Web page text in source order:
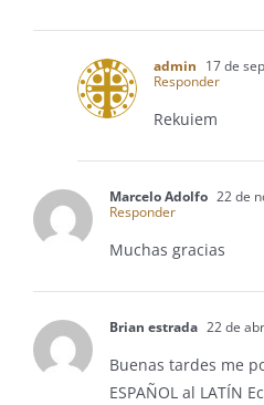
admin 17 de
Responder
Rekuiem
Marcelo Adolfo 22 de
Responder
Muchas gracias
Brian estrada 22 de
Buenas tardes me
ESPAÑOL al LATÍN